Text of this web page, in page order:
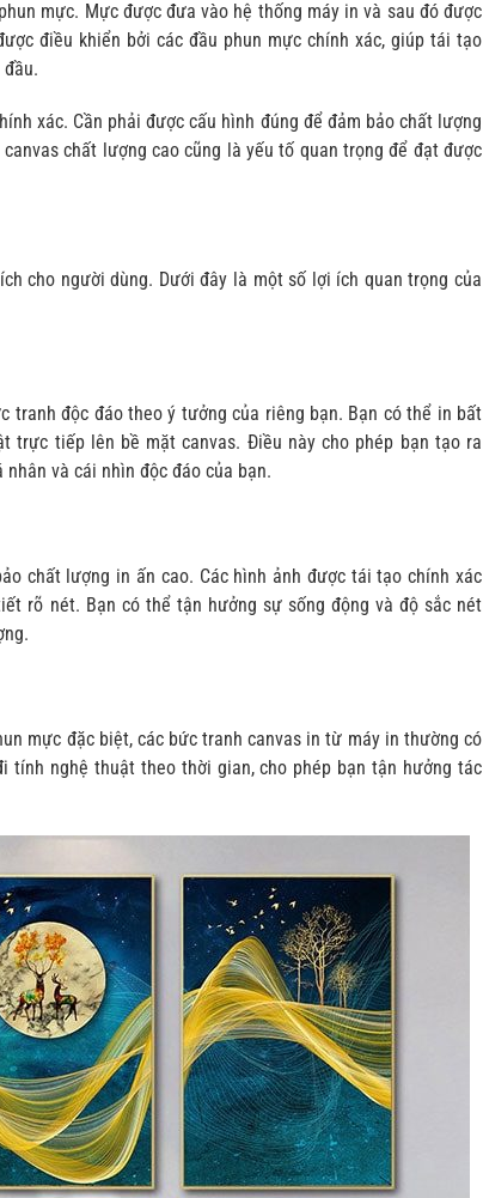
mực. Mực được đưa vào hệ thống máy in và sau đó được
điều khiển bởi các đầu phun mực chính xác, giúp tái tạo
xác. Cần phải được cấu hình đúng để đảm bảo chất lượng
chất lượng cao cũng là yếu tố quan trọng để đạt được
cho người dùng. Dưới đây là một số lợi ích quan trọng của
tranh độc đáo theo ý tưởng của riêng bạn. Bạn có thể in bất
trực tiếp lên bề mặt canvas. Điều này cho phép bạn tạo ra
và cái nhìn độc đáo của bạn.
chất lượng in ấn cao. Các hình ảnh được tái tạo chính xác
rõ nét. Bạn có thể tận hưởng sự sống động và độ sắc nét
mực đặc biệt, các bức tranh canvas in từ máy in thường có
tính nghệ thuật theo thời gian, cho phép bạn tận hưởng tác